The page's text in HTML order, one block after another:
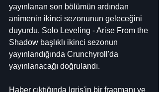
yayınlanan son bölümün ardından
animenin ikinci sezonunun geleceğini
duyurdu. Solo Leveling - Arise From the
Shadow başlıklı ikinci sezonun
yayınlandığında Crunchyroll'da
yayınlanacağı doğrulandı.
Haber çıktığında Igris'in bir fragmanı ve